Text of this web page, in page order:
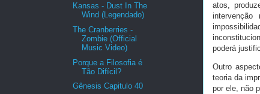
atos,
poderá
Outro
teoria da
por ele, não
Kansas - Dust In The
Wind (Legendado)
The Cranberries -
Zombie (Official
Music Video)
Porque a Filosofia é
Tão Difícil?
Gênesis Capitulo 40